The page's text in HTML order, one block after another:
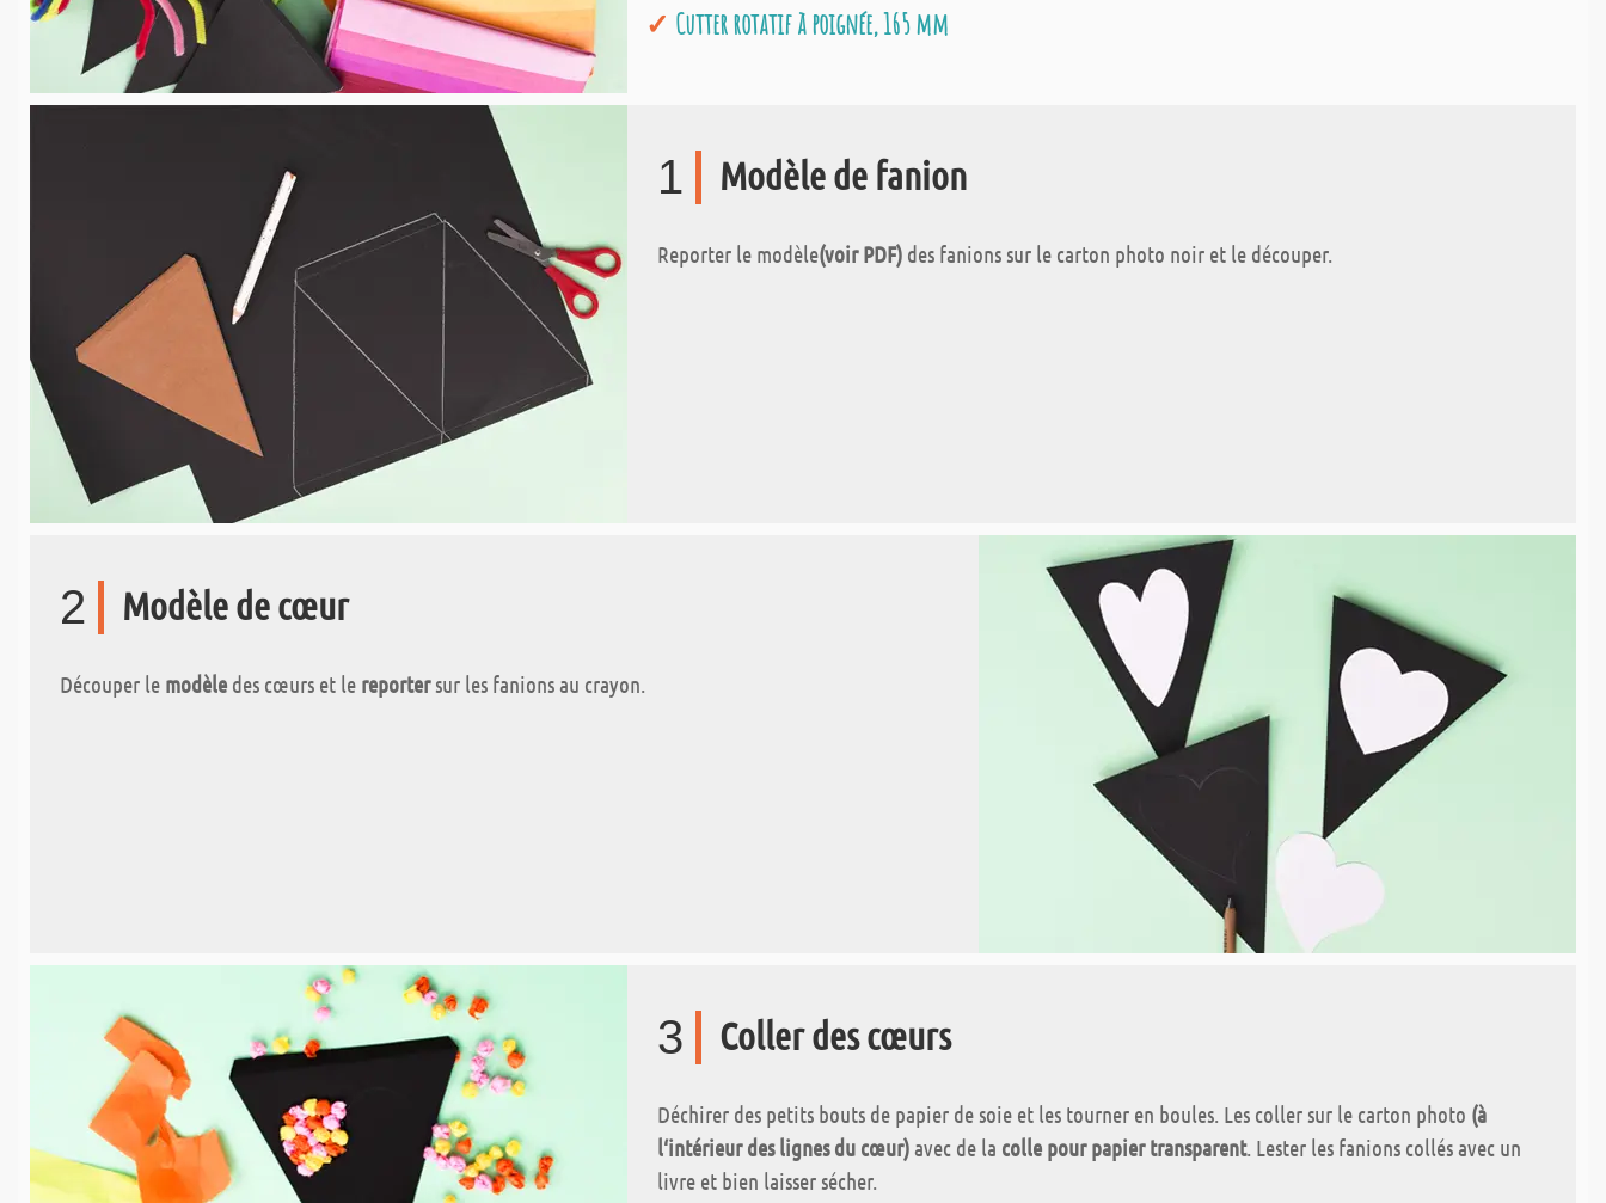
Cutter rotatif à poignée, 165 mm
1 Modèle de fanion
Reporter le modèle(voir PDF) des fanions sur le carton photo noir et le découper.
2 Modèle de cœur
Découper le modèle des cœurs et le reportersur les fanions au crayon.
3 Coller des cœurs
Déchirer des petits bouts de papier de soie et les tourner en boules. Les coller sur le carton photo (à
l‘intérieur des lignes du cœur)avec de la colle pour papier transparent. Lester les fanions collés avec un
livre et bien laisser sécher.